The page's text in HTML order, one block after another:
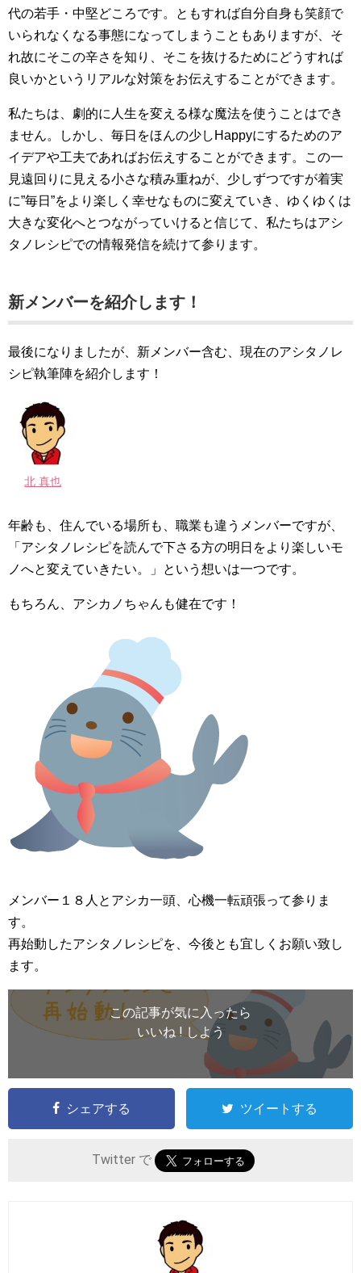
代の若手・中堅どころです。ともすれば自分自身も笑顔で
いられなくなる事態になってしまうこともありますが、そ
れ故にそこの辛さを知り、そこを抜けるためにどうすれば
良いかというリアルな対策をお伝えすることができます。
私たちは、劇的に人生を変える様な魔法を使うことはでき
ません。しかし、毎日をほんの少しHappyにするためのア
イデアや工夫であればお伝えすることができます。この一
見遠回りに見える小さな積み重ねが、少しずつですが着実
に”毎日”をより楽しく幸せなものに変えていき、ゆくゆくは
大きな変化へとつながっていけると信じて、私たちはアシ
タノレシピでの情報発信を続けて参ります。
新メンバーを紹介します！
最後になりましたが、新メンバー含む、現在のアシタノレ
シピ執筆陣を紹介します！
北 真也
年齢も、住んでいる場所も、職業も違うメンバーですが、
「アシタノレシピを読んで下さる方の明日をより楽しいモ
ノへと変えていきたい。」という想いは一つです。
もちろん、アシカノちゃんも健在です！
メンバー１８人とアシカ一頭、心機一転頑張って参りま
す。
再始動したアシタノレシピを、今後とも宜しくお願い致し
ます。
この記事が気に入ったら
いいね ! しよう
シェアする ツイートする
Twitter で